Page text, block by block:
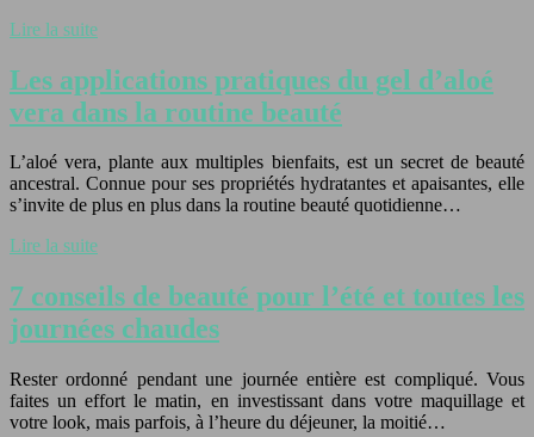
Lire la suite
Les applications pratiques du gel d’aloé
vera dans la routine beauté
L’aloé vera, plante aux multiples bienfaits, est un secret de beauté
ancestral. Connue pour ses propriétés hydratantes et apaisantes, elle
s’invite de plus en plus dans la routine beauté quotidienne…
Lire la suite
7 conseils de beauté pour l’été et toutes les
journées chaudes
Rester ordonné pendant une journée entière est compliqué. Vous
faites un effort le matin, en investissant dans votre maquillage et
votre look, mais parfois, à l’heure du déjeuner, la moitié…